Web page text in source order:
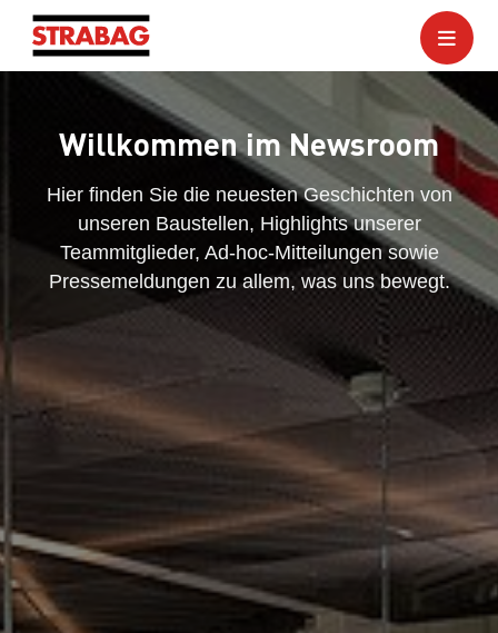
Willkommen im Newsroom
Hier finden Sie die neuesten Geschichten von
unseren Baustellen, Highlights unserer
Teammitglieder, Ad-hoc-Mitteilungen sowie
Pressemeldungen zu allem, was uns bewegt.